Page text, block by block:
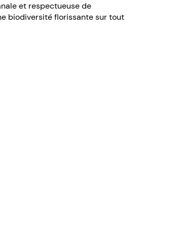
et respectueuse de
biodiversité florissante sur tout